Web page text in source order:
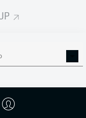
31 %